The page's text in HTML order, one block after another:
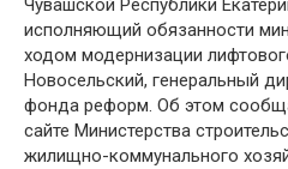
Чувашской Республики
исполняющий обязанности
ходом модернизации
Новосельский, генеральный
фонда реформ. Об этом
сайте Министерства
жилищно-коммунального